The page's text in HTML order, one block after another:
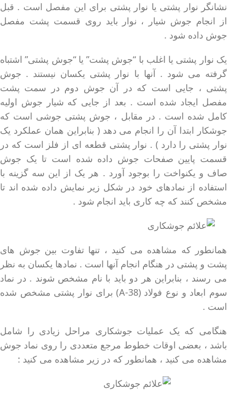
نشانگر نوار پشتی یا نوار پشتی برای این مفصل است . قبل
از انجام جوش شیار ، نوار باید روی قسمت پشت مفصل
جوش داده شود .
یک نوار پشتی یا اغلب با “جوش پشت” یا “جوش پشتی” اشتباه
گرفته می شود . آنها با نوار پشتی یکسان نیستند . جوش
پشتی ، جایی است که در آن جوش دوم در سمت پشت
مفصل ایجاد شده است . بعد از جایی که شیار جوش اولیه
کامل شده است . در مقابل ، جوش پشتی جوشی است که
جوشکار ابتدا آن را انجام می دهد ( بنابراین همان عملکرد یک
نوار پشتی را دارد ) . نوار پشتی قطعه ای از فلز است که در
قسمت پایین صفحات جوش داده شده است تا یک جوش
صاف و یکنواخت را بوجود آورد . هر یک از این سه گزینه با
استفاده از نمادهای خود در شکل زیر نمایش داده شده اند تا
مشخص کنند که چه کاری باید انجام شود .
همانطور که مشاهده می کنید ، تنها تفاوت بین جوش های
پشت و پشتی در هنگام انجام آنها است . نمادها یکسان به نظر
می رسند ، بنابراین هر دو باید با نام مشخص شوند . در نماد
سوم ابعاد و نوع فولاد (A-38) برای نوار پشتی مشخص شده
است .
هنگامی که یک عملیات جوشکاری مراحل زیادی را شامل
باشد ، بعضی اوقات خطوط مرجع متعددی را روی نماد جوش
مشاهده می کنید ، همانطور که در زیر مشاهده می کنید :